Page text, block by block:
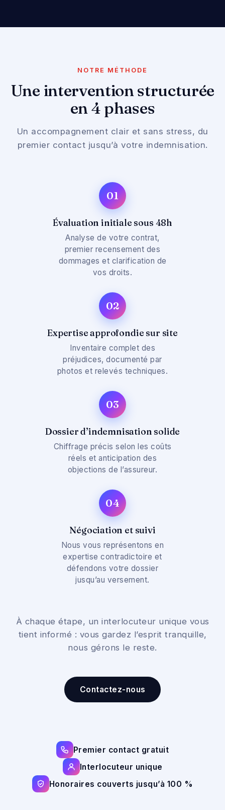
NOTRE MÉTHODE
Une intervention structurée
en 4 phases
Un accompagnement clair et sans stress, du
premier contact jusqu’à votre indemnisation.
01
Évaluation initiale sous 48h
Analyse de votre contrat,
premier recensement des
dommages et clarification de
vos droits.
02
Expertise approfondie sur site
Inventaire complet des
préjudices, documenté par
photos et relevés techniques.
03
Dossier d’indemnisation solide
Chiffrage précis selon les coûts
réels et anticipation des
objections de l’assureur.
04
Négociation et suivi
Nous vous représentons en
expertise contradictoire et
défendons votre dossier
jusqu’au versement.
À chaque étape, un interlocuteur unique vous
tient informé : vous gardez l’esprit tranquille,
nous gérons le reste.
Contactez-nous
Premier contact gratuit
Interlocuteur unique
Honoraires couverts jusqu’à 100 %